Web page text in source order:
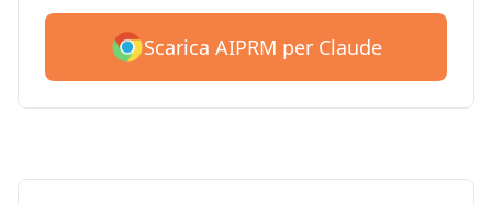
Scarica AIPRM per Claude